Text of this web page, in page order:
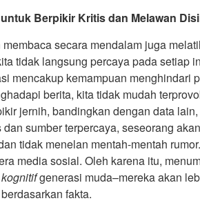
Berpikir Kritis dan Melawan
secara mendalam juga
tidak langsung percaya pada setiap
mencakup kemampuan menghindari
berita, kita tidak mudah
jernih, bandingkan dengan data
sumber terpercaya, seseorang
tidak menelan mentah-mentah
media sosial. Oleh karena itu,
generasi muda–mereka akan
fakta.